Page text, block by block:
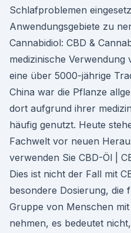
Schlafproblemen
Anwendungsgebiete zu
Cannabidiol: CBD &
medizinische
eine über 5000-jährige
China war die Pflanze
dort aufgrund ihrer
häufig genutzt. Heute
Fachwelt vor neuen
verwenden Sie CBD-Öl |
Dies ist nicht der Fall mit
besondere Dosierung, die
Gruppe von Menschen
nehmen, es bedeutet